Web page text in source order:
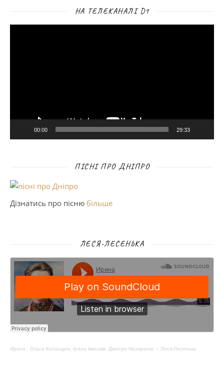
НА ТЕЛЕКАНАЛІ D1
00:00 29:33
ПІСНІ ПРО ДНІПРО
Дізнатись про пісню більше
ЛЕСЯ-ЛЕСЕНЬКА
Ирина · Ольга Каландюк, Ірина Іваськів, Дмитро Назаренко – Леся-Лесенька